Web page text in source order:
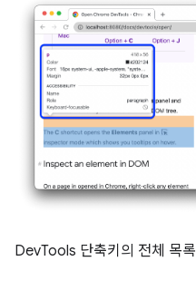
DevTools 단축키의 전체 목